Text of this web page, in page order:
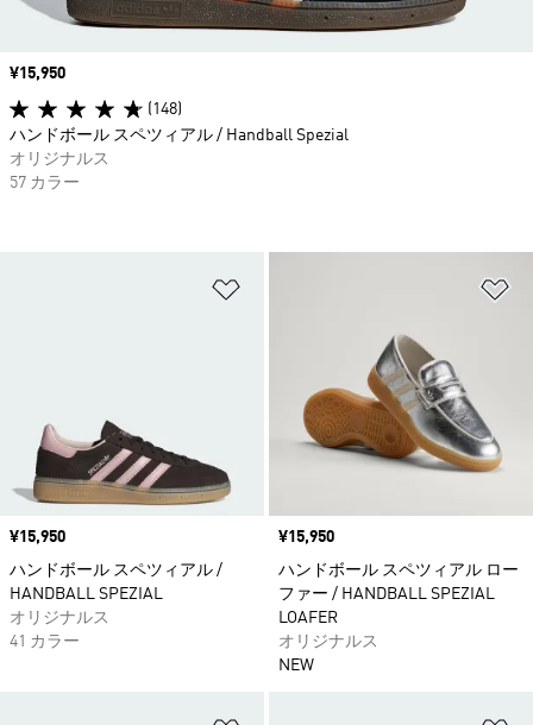
価格
¥15,950
ハンドボール スペツィアル /
HANDBALL SPEZIAL
オリジナルス
41 カラー
価格
¥15,950
ハンドボール スペツィアル ロー
ファー / HANDBALL SPEZIAL
LOAFER
オリジナルス
NEW
価格
¥15,950
(148)
ハンドボール スペツィアル / Handball Spezial
オリジナルス
57 カラー